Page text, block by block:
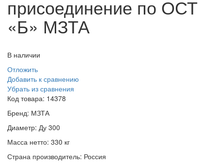
присоединение по ОСТ
«Б» МЗТА
В наличии
Отложить
Добавить к сравнению
Убрать из сравнения
Код товара: 14378
Бренд: МЗТА
Диаметр: Ду 300
Масса нетто: 330 кг
Страна производитель: Россия